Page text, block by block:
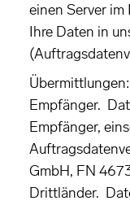
einen Server
Ihre Daten in
Übermittlungen:
Empfänger.
Empfänger,
GmbH, FN
Drittländer.